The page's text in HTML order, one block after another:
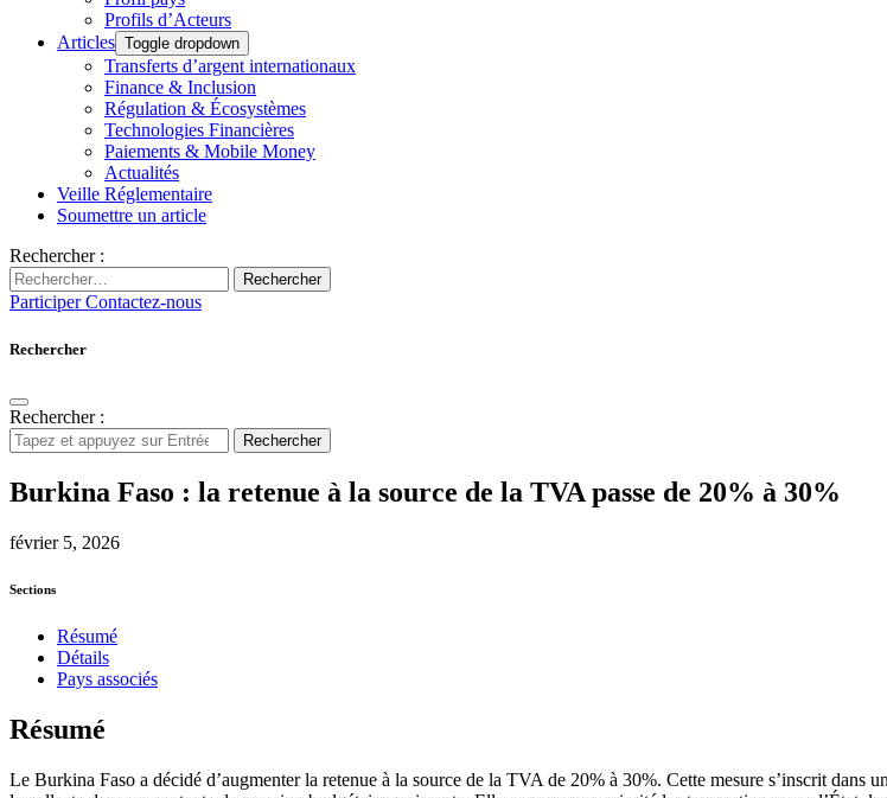
Profils d’Acteurs
Articles Toggle dropdown
Transferts d’argent internationaux
Finance & Inclusion
Régulation & Écosystèmes
Technologies Financières
Paiements & Mobile Money
Actualités
Veille Réglementaire
Soumettre un article
Rechercher :
Rechercher
ParticiperContactez-nous
Rechercher
Rechercher :
Rechercher
Burkina Faso : la retenue à la source de la TVA passe de 20% à 30%
février 5, 2026
Sections
Résumé
Détails
Pays associés
Résumé
Le Burkina Faso a décidé d’augmenter la retenue à la source de la TVA de 20% à 30%. Cette mesure s’inscrit dans